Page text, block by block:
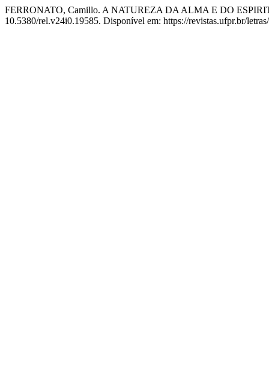
FERRONATO, Camillo. A NATUREZA DA ALMA E DO
10.5380/rel.v24i0.19585. Disponível em: https://revistas.ufpr.br/